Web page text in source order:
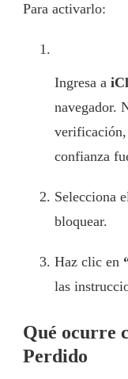
Para activarlo:
Ingresa a
navegador.
confianza
Selecciona
bloquear.
Haz clic en
las
Qué ocurre
Perdido